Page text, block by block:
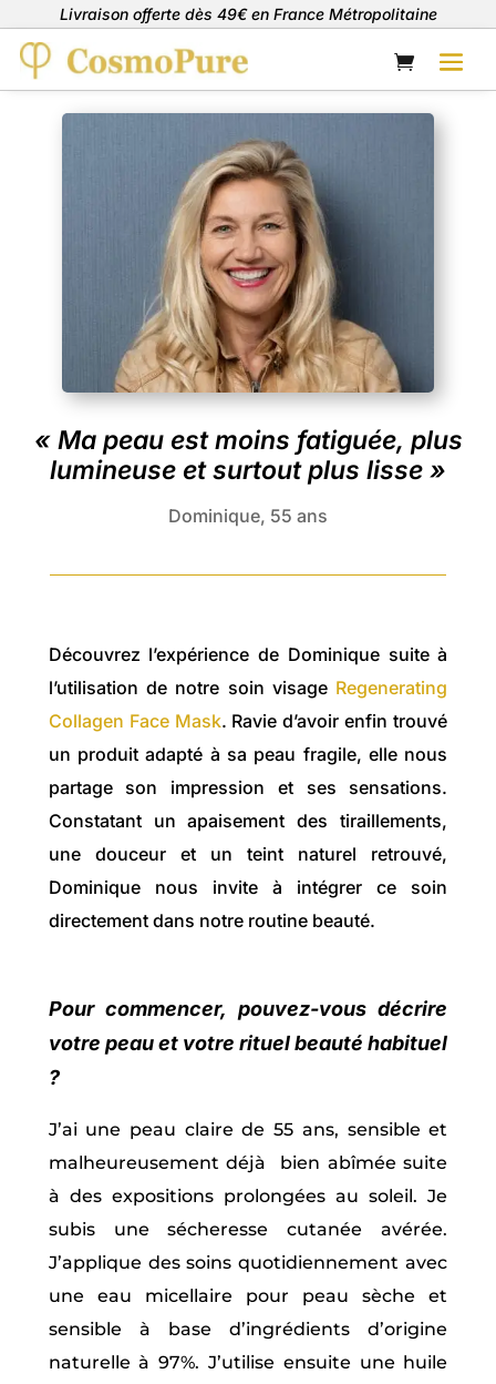
Livraison offerte dès 49€ en France Métropolitaine
« Ma peau est moins fatiguée, plus
lumineuse et surtout plus lisse »
Dominique, 55 ans
Découvrez l’expérience de Dominique suite à
l’utilisation de notre soin visage Regenerating
Collagen Face Mask. Ravie d’avoir enfin trouvé
un produit adapté à sa peau fragile, elle nous
partage son impression et ses sensations.
Constatant un apaisement des tiraillements,
une douceur et un teint naturel retrouvé,
Dominique nous invite à intégrer ce soin
directement dans notre routine beauté.
Pour commencer, pouvez-vous décrire
votre peau et votre rituel beauté habituel
?
J’ai une peau claire de 55 ans, sensible et
malheureusement déjà bien abîmée suite
à des expositions prolongées au soleil. Je
subis une sécheresse cutanée avérée.
J’applique des soins quotidiennement avec
une eau micellaire pour peau sèche et
sensible à base d’ingrédients d’origine
naturelle à 97%. J’utilise ensuite une huile